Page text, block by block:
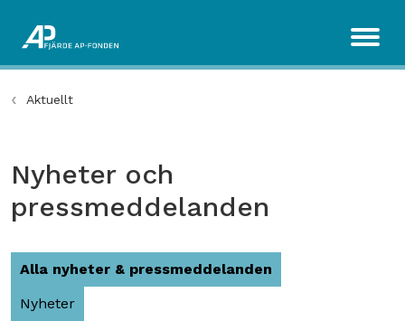
Aktuellt
Nyheter och
pressmeddelanden
Alla nyheter & pressmeddelanden
Nyheter